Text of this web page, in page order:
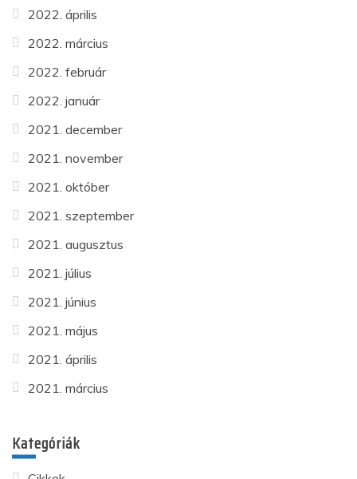
2022. április
2022. március
2022. február
2022. január
2021. december
2021. november
2021. október
2021. szeptember
2021. augusztus
2021. július
2021. június
2021. május
2021. április
2021. március
Kategóriák